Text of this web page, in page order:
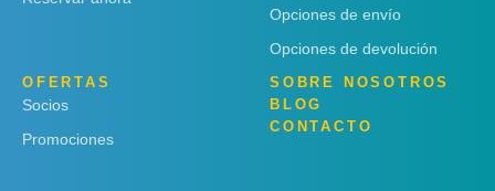
Opciones de envío
Opciones de devolución
OFERTAS
Socios
Promociones
SOBRE NOSOTROS
BLOG
CONTACTO